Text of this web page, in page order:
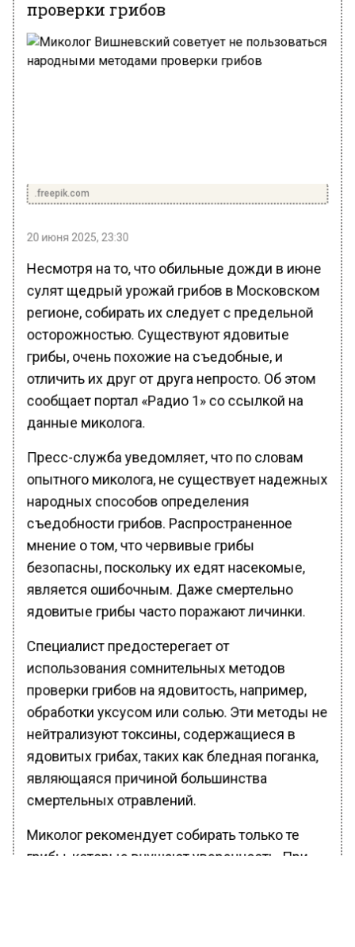
.freepik.com
20 июня 2025, 23:30
Несмотря на то, что обильные дожди в июне
сулят щедрый урожай грибов в Московском
регионе, собирать их следует с предельной
осторожностью. Существуют ядовитые
грибы, очень похожие на съедобные, и
отличить их друг от друга непросто. Об этом
сообщает портал «Радио 1» со ссылкой на
данные миколога.
Пресс-служба уведомляет, что по словам
опытного миколога, не существует надежных
народных способов определения
съедобности грибов. Распространенное
мнение о том, что червивые грибы
безопасны, поскольку их едят насекомые,
является ошибочным. Даже смертельно
ядовитые грибы часто поражают личинки.
Специалист предостерегает от
использования сомнительных методов
проверки грибов на ядовитость, например,
обработки уксусом или солью. Эти методы не
нейтрализуют токсины, содержащиеся в
ядовитых грибах, таких как бледная поганка,
являющаяся причиной большинства
смертельных отравлений.
Миколог рекомендует собирать только те
грибы, которые внушают уверенность. При